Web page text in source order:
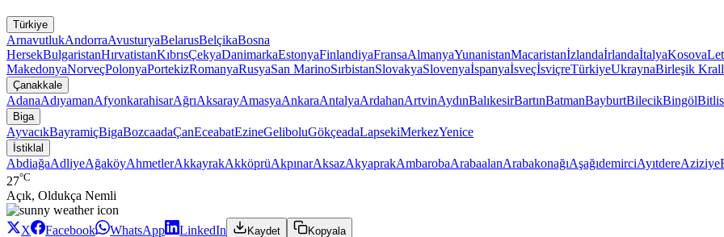
Türkiye
ArnavutlukAndorraAvusturyaBelarusBelçikaBosna
HersekBulgaristanHırvatistanKıbrısÇekyaDanimarkaEstonyaFinlandiyaFransaAlmanyaYunanistanMacaristanİzlandaİrlandaİtalyaKosova
MakedonyaNorveçPolonyaPortekizRomanyaRusyaSan MarinoSırbistanSlovakyaSlovenyaİspanyaİsveçİsviçreTürkiyeUkraynaBirleşik
Çanakkale
AdanaAdıyamanAfyonkarahisarAğrıAksarayAmasyaAnkaraAntalyaArdahanArtvinAydınBalıkesirBartınBatmanBayburtBilecikBingölBitlis
Biga
AyvacıkBayramiçBigaBozcaadaÇanEceabatEzineGeliboluGökçeadaLapsekiMerkezYenice
İstiklal
AbdiağaAdliyeAğaköyAhmetlerAkkayrakAkköprüAkpınarAksazAkyaprakAmbarobaArabaalanArabakonağıAşağıdemirciAyıtdereAziziye
27°C
Açık, Oldukça Nemli
X Facebook WhatsApp LinkedIn Kaydet Kopyala